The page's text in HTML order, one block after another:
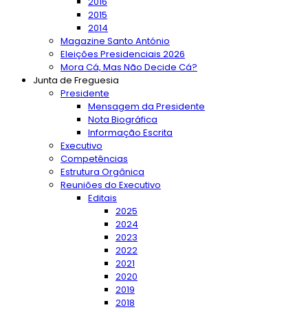
2015
2014
Magazine Santo António
Eleições Presidenciais 2026
Mora Cá, Mas Não Decide Cá?
Junta de Freguesia
Presidente
Mensagem da Presidente
Nota Biográfica
Informação Escrita
Executivo
Competências
Estrutura Orgânica
Reuniões do Executivo
Editais
2025
2024
2023
2022
2021
2020
2019
2018